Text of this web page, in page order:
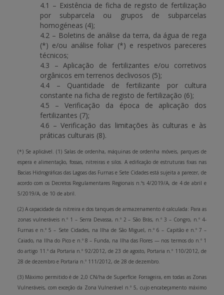
4.1 – Existência de ficha de registo de fertilização
por subparcela ou grupos de subparcelas
homogéneas (4);
4.2 – Boletins de análise da terra, da água de rega
(*) e/ou análise foliar (*) e respetivos pareceres
técnicos;
4.3 – Aplicação de fertilizantes e/ou corretivos
orgânicos em terrenos declivosos (5);
4.4 – Quantidade de fertilizante por cultura
constante na ficha de registo de fertilização (6);
4.5 – Verificação da época de aplicação dos
fertilizantes (7);
4.6 – Verificação das limitações às culturas e às
práticas culturais (8).
(*) Se aplicável. (1) Salas de ordenha, máquinas de ordenha móveis, parques de
espera e alimentação, fossas, nitreiras e silos. A edificação de estruturas fixas nas
Bacias Hidrográficas das Lagoas das Furnas e Sete Cidades está sujeita a parecer, de
acordo com os Decretos Regulamentares Regionais n.ºs 4/2019/A, de 4 de abril e
5/2019/A, de 10 de abril.
(2) A capacidade da nitreira e dos tanques de armazenamento é calculada: Para as
zonas vulneráveis n.º 1 – Serra Devassa, n.º 2 – São Brás, n.º 3 – Congro, n.º 4-
Furnas e n.º 5 – Sete Cidades, na Ilha de São Miguel, n.º 6 – Capitão e n.º 7 –
Caiado, na Ilha do Pico e n.º 8 – Funda, na Ilha das Flores — nos termos do n.º 1
do artigo 11.º da Portaria n.º 92/2012, de 23 de agosto, Portaria n.º 110/2012, de
28 de dezembro e Portaria n.º 111/2012, de 28 de dezembro.
(3) Máximo permitido é de 2,0 CN/ha de Superfície Forrageira, em todas as Zonas
Vulneráveis, com exceção da Zona Vulnerável n.º 5, cujo encabeçamento máximo